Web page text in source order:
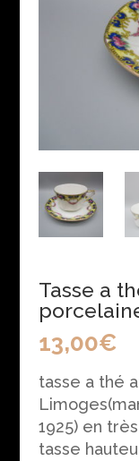
Tasse a
13,00€
tasse a thé
1925) en
tasse